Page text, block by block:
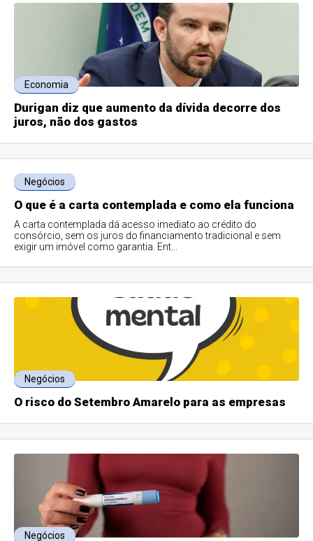
Economia
Durigan diz que aumento da dívida decorre dos
juros, não dos gastos
Negócios
O que é a carta contemplada e como ela funciona
A carta contemplada dá acesso imediato ao crédito do
consórcio, sem os juros do financiamento tradicional e sem
exigir um imóvel como garantia. Ent...
Negócios
O risco do Setembro Amarelo para as empresas
Negócios